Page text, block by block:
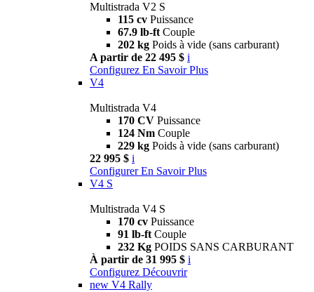
Multistrada V2 S
115 cv Puissance
67.9 lb-ft Couple
202 kg Poids à vide (sans carburant)
A partir de 22 495 $ i
Configurez En Savoir Plus
V4
Multistrada V4
170 CV Puissance
124 Nm Couple
229 kg Poids à vide (sans carburant)
22 995 $ i
Configurer En Savoir Plus
V4 S
Multistrada V4 S
170 cv Puissance
91 lb-ft Couple
232 Kg POIDS SANS CARBURANT
À partir de 31 995 $ i
Configurez Découvrir
new V4 Rally